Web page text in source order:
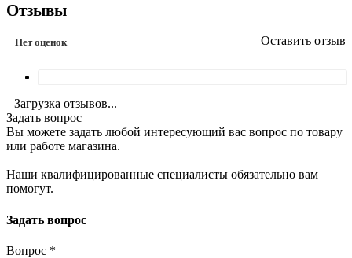
Отзывы
Нет оценок Оставить отзыв
Загрузка отзывов...
Задать вопрос
Вы можете задать любой интересующий вас вопрос по товару
или работе магазина.
Наши квалифицированные специалисты обязательно вам
помогут.
Задать вопрос
Вопрос *